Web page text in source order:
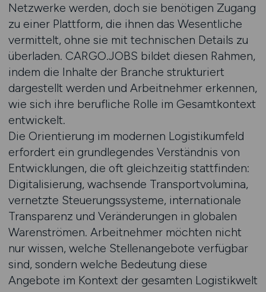
Netzwerke werden, doch sie benötigen Zugang
zu einer Plattform, die ihnen das Wesentliche
vermittelt, ohne sie mit technischen Details zu
überladen. CARGO.JOBS bildet diesen Rahmen,
indem die Inhalte der Branche strukturiert
dargestellt werden und Arbeitnehmer erkennen,
wie sich ihre berufliche Rolle im Gesamtkontext
entwickelt.
Die Orientierung im modernen Logistikumfeld
erfordert ein grundlegendes Verständnis von
Entwicklungen, die oft gleichzeitig stattfinden:
Digitalisierung, wachsende Transportvolumina,
vernetzte Steuerungssysteme, internationale
Transparenz und Veränderungen in globalen
Warenströmen. Arbeitnehmer möchten nicht
nur wissen, welche Stellenangebote verfügbar
sind, sondern welche Bedeutung diese
Angebote im Kontext der gesamten Logistikwelt